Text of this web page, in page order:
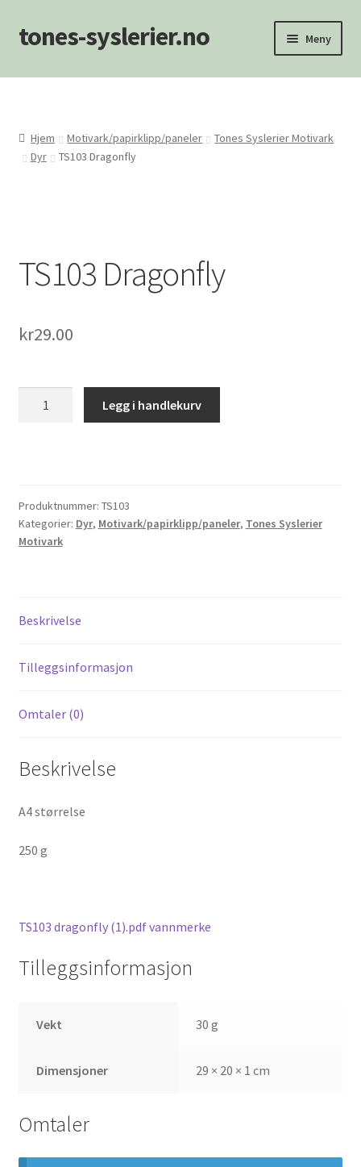
Hopp
til
Hopp
til
tones-syslerier.no Meny
Hjem
Min konto
Personvernerklæring
Salgsvilkår
Tips og ideer
Hjem Motivark/papirklipp/paneler
Tones Syslerier Motivark
Dyr
TS103 Dragonfly
TS103 Dragonfly
kr29.00
Legg i handlekurv
Produktnummer: TS103
Kategorier: Dyr, Motivark/papirklipp/paneler, Tones Syslerier
Motivark
Beskrivelse
Tilleggsinformasjon
Omtaler (0)
Beskrivelse
A4 størrelse
250 g
TS103 dragonfly (1).pdf vannmerke
Tilleggsinformasjon
Vekt 30 g
Dimensjoner 29 × 20 × 1 cm
Omtaler